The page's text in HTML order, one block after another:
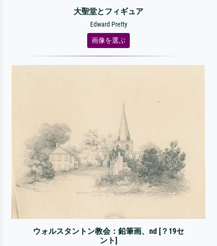
大聖堂とフィギュア
Edward Pretty
画像を選ぶ
ウォルスタントン教会：鉛筆画、nd [？19セ
ント]